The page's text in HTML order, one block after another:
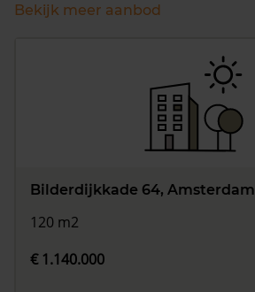
Bekijk meer aanbod
Bilderdijkkade 64, Amsterdam
120 m2
€ 1.140.000